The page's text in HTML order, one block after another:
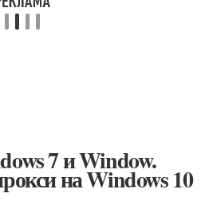
7 и Window.
на Windows 10